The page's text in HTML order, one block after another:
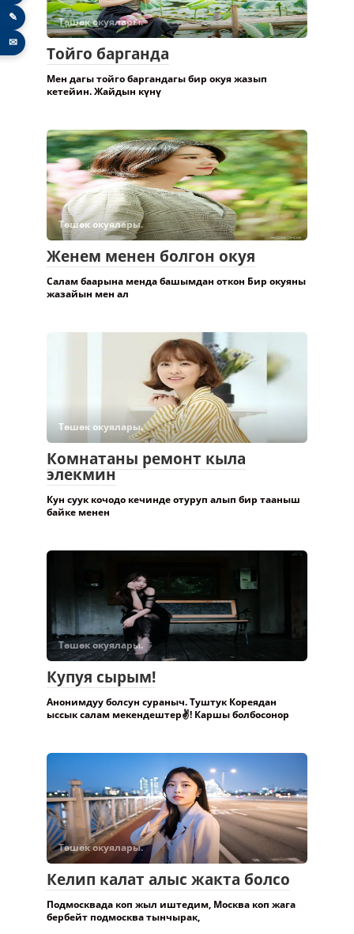
Төшөк окуялары.
Тойго барганда
Мен дагы тойго баргандагы бир окуя жазып
Төшөк окуялары.
Женем менен болгон окуя
Салам баарына менда башымдан откон Бир окуяны
Төшөк окуялары.
Комнатаны ремонт кыла
элекмин
Кун суук кочодо кечинде отуруп алып бир тааныш
Төшөк окуялары.
Купуя сырым!
Анонимдуу болсун сураныч. Туштук Кореядан
Төшөк окуялары.
Келип калат алыс жакта болсо
Подмосквада коп жыл иштедим, Москва коп жага
✎
✉